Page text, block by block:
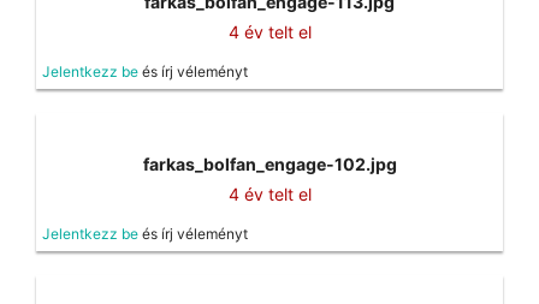
4 év telt el
Jelentkezz be és írj véleményt
farkas_bolfan_engage-102.jpg
4 év telt el
Jelentkezz be és írj véleményt